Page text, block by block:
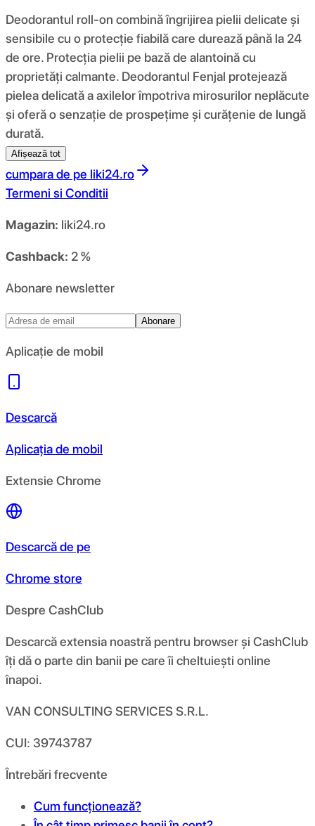
Deodorantul roll-on combină îngrijirea pielii delicate și
sensibile cu o protecție fiabilă care durează până la 24
de ore. Protecția pielii pe bază de alantoină cu
proprietăți calmante. Deodorantul Fenjal protejează
pielea delicată a axilelor împotriva mirosurilor neplăcute
și oferă o senzație de prospețime și curățenie de lungă
durată.
Afișează tot
cumpara de pe liki24.ro
Termeni si Conditii
Magazin: liki24.ro
Cashback: 2 %
Abonare newsletter
Abonare
Aplicație de mobil
Descarcă
Aplicația de mobil
Extensie Chrome
Descarcă de pe
Chrome store
Despre CashClub
Descarcă extensia noastră pentru browser și CashClub
îți dă o parte din banii pe care îi cheltuiești online
înapoi.
VAN CONSULTING SERVICES S.R.L.
CUI: 39743787
Întrebări frecvente
Cum funcționează?